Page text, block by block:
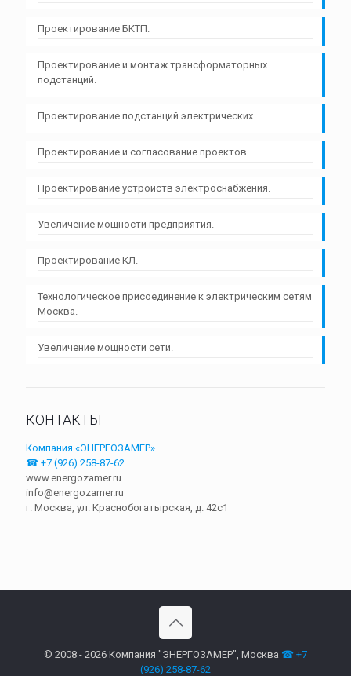
Проектирование БКТП.
Проектирование и монтаж трансформаторных
подстанций.
Проектирование подстанций электрических.
Проектирование и согласование проектов.
Проектирование устройств электроснабжения.
Увеличение мощности предприятия.
Проектирование КЛ.
Технологическое присоединение к электрическим сетям
Москва.
Увеличение мощности сети.
КОНТАКТЫ
Компания «ЭНЕРГОЗАМЕР»
☎ +7 (926) 258-87-62
www.energozamer.ru
info@energozamer.ru
г. Москва, ул. Краснобогатырская, д. 42c1
© 2008 - 2026 Компания "ЭНЕРГОЗАМЕР", Москва ☎ +7
(926) 258-87-62